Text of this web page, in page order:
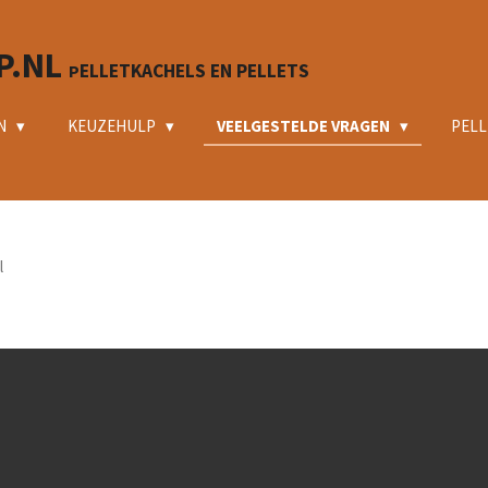
PELLETKACHELS EN PELLETS
KEUZEHULP VEELGESTELDE VRAGEN